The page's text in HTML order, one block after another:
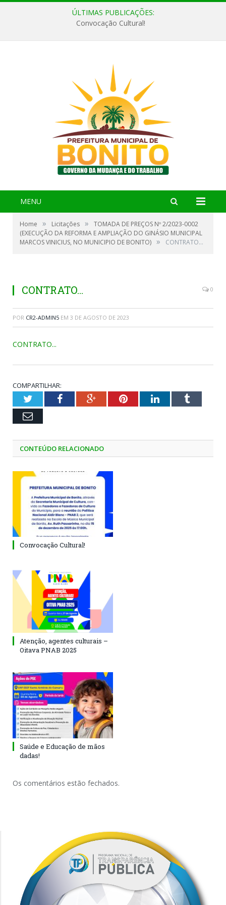
ÚLTIMAS PUBLICAÇÕES:
Convocação Cultural!
MENU
Home » Licitações »
TOMADA DE PREÇOS Nº 2/2023-0002
(EXECUÇÃO DA REFORMA E AMPLIAÇÃO DO GINÁSIO MUNICIPAL
MARCOS VINICIUS, NO MUNICIPIO DE BONITO) » CONTRATO…
CONTRATO… 0
POR CR2-ADMIN5 EM 3 DE AGOSTO DE 2023
CONTRATO...
COMPARTILHAR:
TwitterFacebookGoogle+PinterestLinkedInTumblr
Email
CONTEÚDO RELACIONADO
Convocação Cultural!
Atenção, agentes culturais –
Oitava PNAB 2025
Saúde e Educação de mãos
dadas!
Os comentários estão fechados.